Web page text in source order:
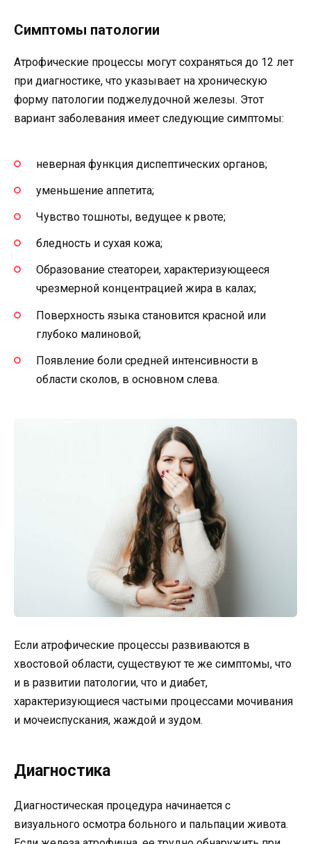
Симптомы патологии
Атрофические процессы могут сохраняться до 12 лет
при диагностике, что указывает на хроническую
форму патологии поджелудочной железы. Этот
вариант заболевания имеет следующие симптомы:
неверная функция диспептических органов;
уменьшение аппетита;
Чувство тошноты, ведущее к рвоте;
бледность и сухая кожа;
Образование стеатореи, характеризующееся
чрезмерной концентрацией жира в калах;
Поверхность языка становится красной или
глубоко малиновой;
Появление боли средней интенсивности в
области сколов, в основном слева.
Если атрофические процессы развиваются в
хвостовой области, существуют те же симптомы, что
и в развитии патологии, что и диабет,
характеризующиеся частыми процессами мочивания
и мочеиспускания, жаждой и зудом.
Диагностика
Диагностическая процедура начинается с
визуального осмотра больного и пальпации живота.